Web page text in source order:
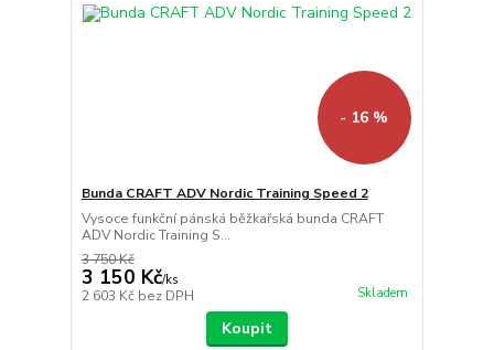
- 16 %
Bunda CRAFT ADV Nordic Training Speed 2
Vysoce funkční pánská běžkařská bunda CRAFT
ADV Nordic Training S...
3 750 Kč
3 150 Kč/ks
2 603 Kč bez DPH Skladem
Koupit